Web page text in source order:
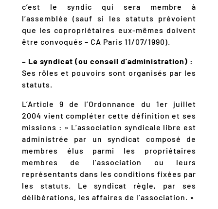
c’est le syndic qui sera membre à
l’assemblée (sauf si les statuts prévoient
que les copropriétaires eux-mêmes doivent
être convoqués – CA Paris 11/07/1990).
– Le syndicat (ou conseil d’administration) :
Ses rôles et pouvoirs sont organisés par les
statuts.
L’Article 9 de l’Ordonnance du 1er juillet
2004 vient compléter cette définition et ses
missions : » L’association syndicale libre est
administrée par un syndicat composé de
membres élus parmi les propriétaires
membres de l’association ou leurs
représentants dans les conditions fixées par
les statuts. Le syndicat règle, par ses
délibérations, les affaires de l’association. »